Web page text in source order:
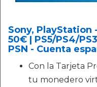
Sony, PlayStation
50€ | PS5/PS4/
PSN - Cuenta
Con la Tarjeta
tu monedero